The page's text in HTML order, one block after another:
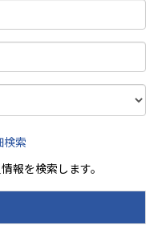
検索
報を検索します。